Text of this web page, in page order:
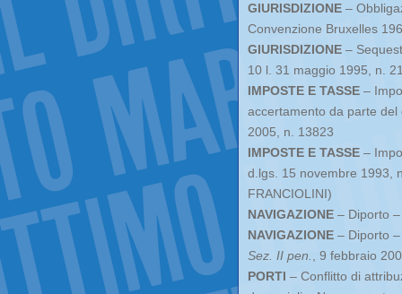
GIURISDIZIONE –
Convenzione Bruxelles
GIURISDIZIONE –
10 l. 31 maggio 1995, n.
IMPOSTE E TASSE –
accertamento da parte
2005, n. 13823
IMPOSTE E TASSE –
d.lgs. 15 novembre 1993,
FRANCIOLINI)
NAVIGAZIONE – Diporto
NAVIGAZIONE – Diporto
Sez. II pen.
, 9 febbraio
PORTI – Conflitto di